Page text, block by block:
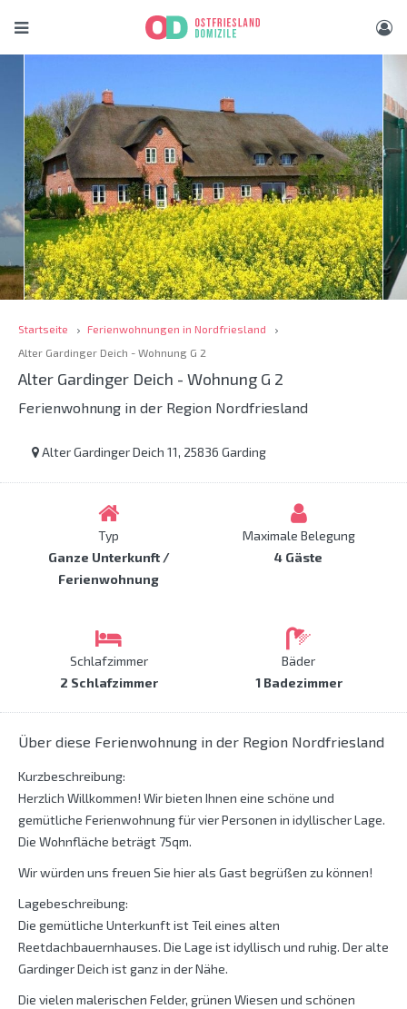
Startseite
Ferienwohnungen in Nordfriesland
Alter Gardinger Deich - Wohnung G 2
Alter Gardinger Deich - Wohnung G 2
Ferienwohnung in der Region Nordfriesland
Alter Gardinger Deich 11, 25836 Garding
Typ
Ganze Unterkunft /
Ferienwohnung
Maximale Belegung
4 Gäste
Schlafzimmer
2 Schlafzimmer
Bäder
1 Badezimmer
Über diese Ferienwohnung in der Region Nordfriesland
Kurzbeschreibung:
Herzlich Willkommen! Wir bieten Ihnen eine schöne und
gemütliche Ferienwohnung für vier Personen in idyllischer Lage.
Die Wohnfläche beträgt 75qm.
Wir würden uns freuen Sie hier als Gast begrüßen zu können!
Lagebeschreibung:
Die gemütliche Unterkunft ist Teil eines alten
Reetdachbauernhauses. Die Lage ist idyllisch und ruhig. Der alte
Gardinger Deich ist ganz in der Nähe.
Die vielen malerischen Felder, grünen Wiesen und schönen